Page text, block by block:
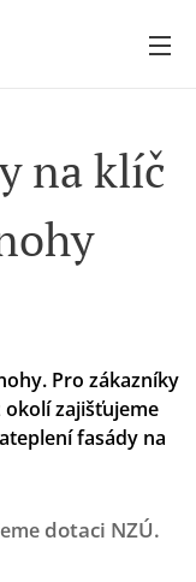
na klíč
Pro zákazníky
okolí zajišťujeme
fasády na
dotaci NZÚ.